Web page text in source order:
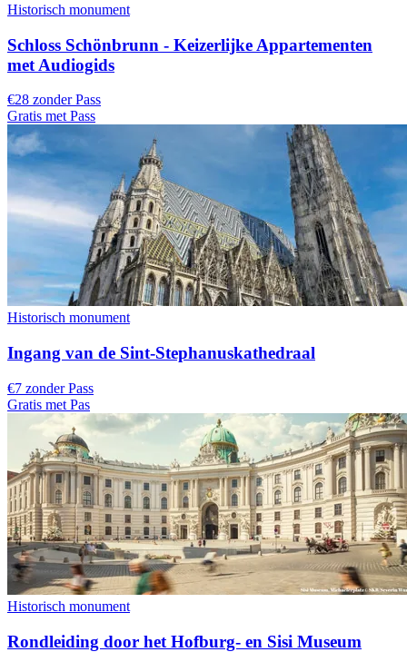
Historisch monument
Schloss Schönbrunn - Keizerlijke Appartementen
met Audiogids
€28 zonder Pass
Gratis met Pass
Historisch monument
Ingang van de Sint-Stephanuskathedraal
€7 zonder Pass
Gratis met Pas
Historisch monument
Rondleiding door het Hofburg- en Sisi Museum